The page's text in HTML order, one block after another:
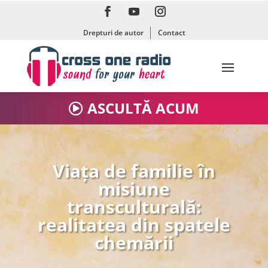
Drepturi de autor Contact
ASCULTĂ ACUM
Viața de familie în
misiune
transculturală:
realitatea din spatele
chemării